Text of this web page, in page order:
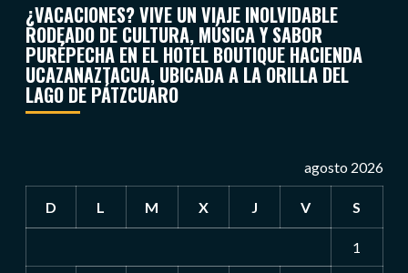
¿VACACIONES? VIVE UN VIAJE INOLVIDABLE
RODEADO DE CULTURA, MÚSICA Y SABOR
PURÉPECHA EN EL HOTEL BOUTIQUE HACIENDA
UCAZANAZTACUA, UBICADA A LA ORILLA DEL
LAGO DE PÁTZCUARO
agosto 2026
D L M X J V S
1